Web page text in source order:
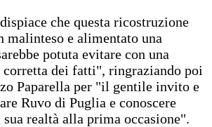
che questa ricostruzione
malinteso e alimentato una
potuta evitare con una
corretta dei fatti", ringraziando poi
Paparella per "il gentile invito e
Ruvo di Puglia e conoscere
realtà alla prima occasione".